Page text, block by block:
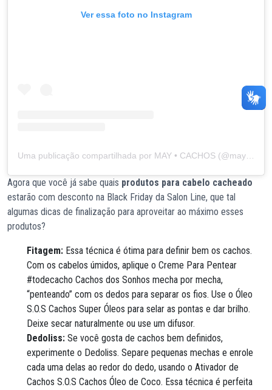
Ver essa foto no Instagram
Uma publicação compartilhada por MAY • CACHOS (@mayah_souzaa)
Agora que você já sabe quais produtos para cabelo cacheado
estarão com desconto na Black Friday da Salon Line, que tal
algumas dicas de finalização para aproveitar ao máximo esses
produtos?
Fitagem: Essa técnica é ótima para definir bem os cachos.
Com os cabelos úmidos, aplique o Creme Para Pentear
#todecacho Cachos dos Sonhos mecha por mecha,
“penteando” com os dedos para separar os fios. Use o Óleo
S.O.S Cachos Super Óleos para selar as pontas e dar brilho.
Deixe secar naturalmente ou use um difusor.
Dedoliss: Se você gosta de cachos bem definidos,
experimente o Dedoliss. Separe pequenas mechas e enrole
cada uma delas ao redor do dedo, usando o Ativador de
Cachos S.O.S Cachos Óleo de Coco. Essa técnica é perfeita